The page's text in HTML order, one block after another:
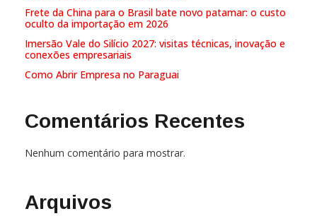
Frete da China para o Brasil bate novo patamar: o custo
oculto da importação em 2026
Imersão Vale do Silício 2027: visitas técnicas, inovação e
conexões empresariais
Como Abrir Empresa no Paraguai
Comentários Recentes
Nenhum comentário para mostrar.
Arquivos